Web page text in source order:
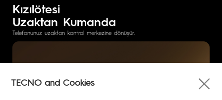
Kızılötesi
Uzaktan Kumanda
Telefonunuz uzaktan kontrol merkezine dönüşür.
TECNO and Cookies